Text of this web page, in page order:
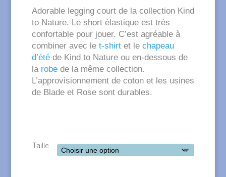
Adorable legging court de la collection Kind
to Nature. Le short élastique est très
confortable pour jouer. C’est agréable à
combiner avec le t-shirtet le chapeau
d’étéde Kind to Nature ou en-dessous de
la robede la même collection.
L’approvisionnement de coton et les usines
de Blade et Rose sont durables.
Taille